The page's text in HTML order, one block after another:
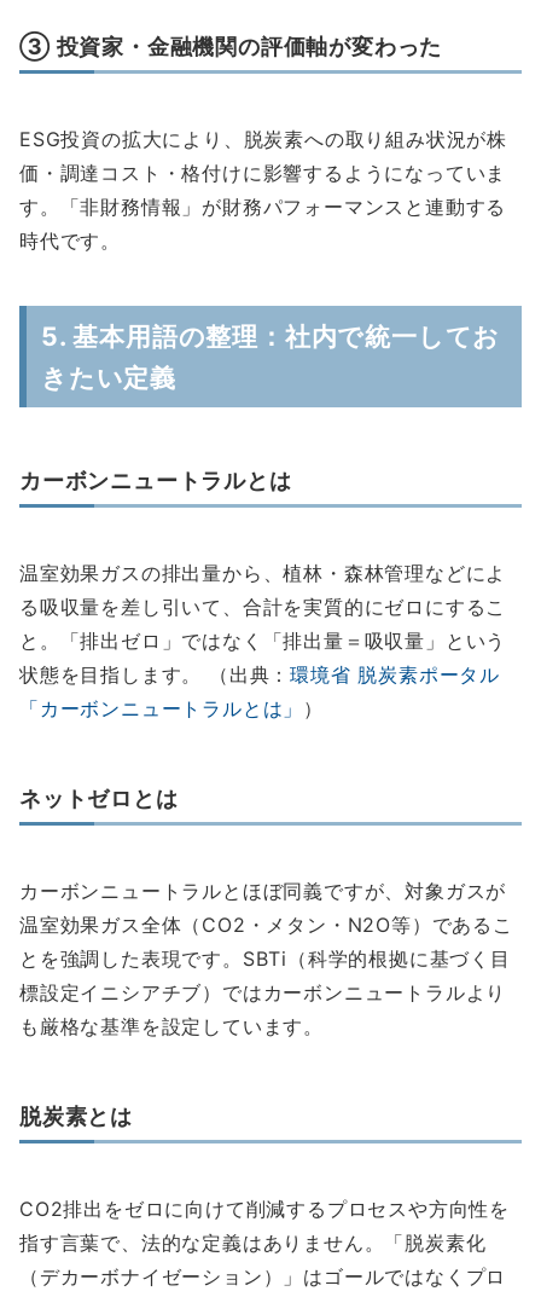
③ 投資家・金融機関の評価軸が変わった
ESG投資の拡大により、脱炭素への取り組み状況が株
価・調達コスト・格付けに影響するようになっていま
す。「非財務情報」が財務パフォーマンスと連動する
時代です。
5. 基本用語の整理：社内で統一してお
きたい定義
カーボンニュートラルとは
温室効果ガスの排出量から、植林・森林管理などによ
る吸収量を差し引いて、合計を実質的にゼロにするこ
と。「排出ゼロ」ではなく「排出量＝吸収量」という
状態を目指します。 （出典：環境省 脱炭素ポータル
「カーボンニュートラルとは」 ）
ネットゼロとは
カーボンニュートラルとほぼ同義ですが、対象ガスが
温室効果ガス全体（CO2・メタン・N2O等）であるこ
とを強調した表現です。SBTi（科学的根拠に基づく目
標設定イニシアチブ）ではカーボンニュートラルより
も厳格な基準を設定しています。
脱炭素とは
CO2排出をゼロに向けて削減するプロセスや方向性を
指す言葉で、法的な定義はありません。「脱炭素化
（デカーボナイゼーション）」はゴールではなくプロ